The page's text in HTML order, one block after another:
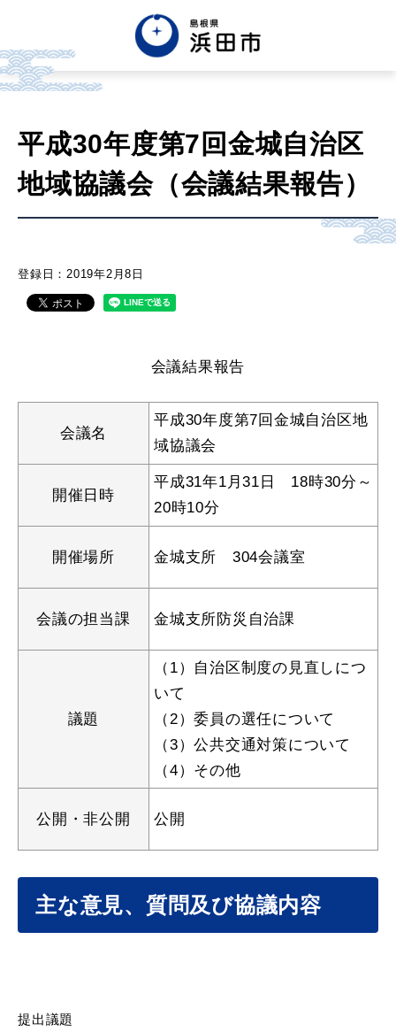
한글 Tiếng việt Tagalog
市政情報
くらし・手続き・
産業・ビジネス
教育・文化・スポーツ
移住・定住 （はまだぐらし）
観光・飲食
場面から探す
教育 出会い・結婚
平成30年度第7回金城自治区
地域協議会（会議結果報告）
登録日：2019年2月8日
会議結果報告
会議名
平成30年度第7回金城自治区地
域協議会
開催日時
平成31年1月31日 18時30分～
20時10分
開催場所 金城支所 304会議室
会議の担当課 金城支所防災自治課
議題
（1）自治区制度の見直しにつ
いて
（2）委員の選任について
（3）公共交通対策について
（4）その他
公開・非公開 公開
主な意見、質問及び協議内容
提出議題